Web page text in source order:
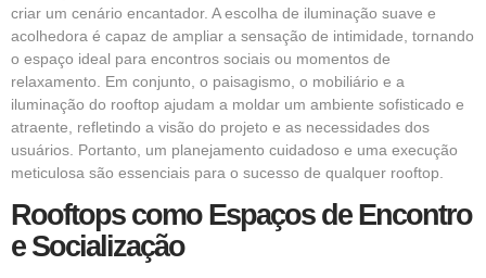
criar um cenário encantador. A escolha de iluminação suave e
acolhedora é capaz de ampliar a sensação de intimidade, tornando
o espaço ideal para encontros sociais ou momentos de
relaxamento. Em conjunto, o paisagismo, o mobiliário e a
iluminação do rooftop ajudam a moldar um ambiente sofisticado e
atraente, refletindo a visão do projeto e as necessidades dos
usuários. Portanto, um planejamento cuidadoso e uma execução
meticulosa são essenciais para o sucesso de qualquer rooftop.
Rooftops como Espaços de Encontro
e Socialização